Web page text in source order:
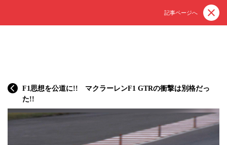
記事ページへ
F1思想を公道に!! マクラーレンF1 GTRの衝撃は別格だっ
た!!